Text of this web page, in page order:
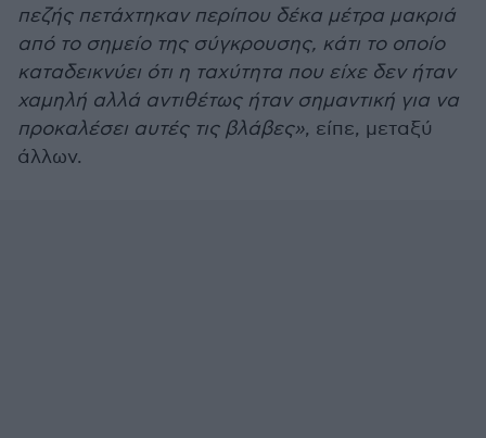
πεζής πετάχτηκαν περίπου δέκα μέτρα μακριά
από το σημείο της σύγκρουσης, κάτι το οποίο
καταδεικνύει ότι η ταχύτητα που είχε δεν ήταν
χαμηλή αλλά αντιθέτως ήταν σημαντική για να
προκαλέσει αυτές τις βλάβες», είπε, μεταξύ
άλλων.